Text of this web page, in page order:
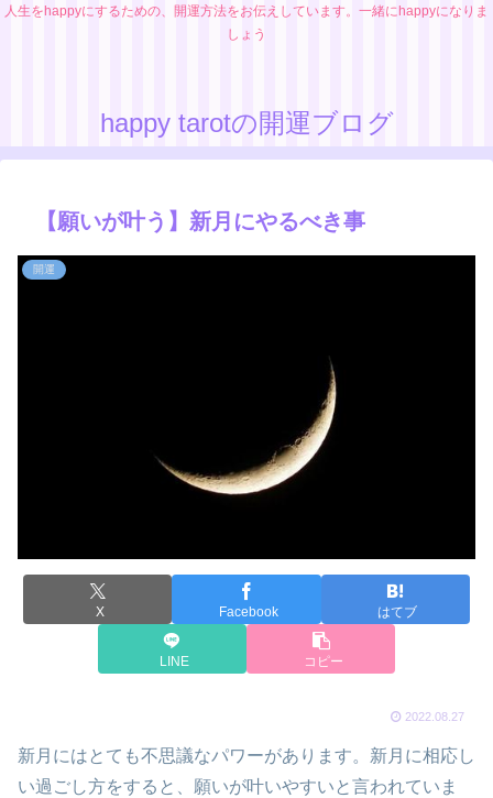
人生をhappyにするための、開運方法をお伝えしています。一緒にhappyになりま
しょう
happy tarotの開運ブログ
【願いが叶う】新月にやるべき事
開運
X Facebook はてブ
LINE コピー
2022.08.27
新月にはとても不思議なパワーがあります。新月に相応し
い過ごし方をすると、願いが叶いやすいと言われていま